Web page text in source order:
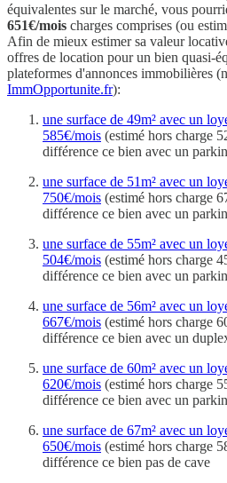
équivalentes sur le marché, vous
651€/mois charges comprises (ou
Afin de mieux estimer sa valeur
offres de location pour un bien quasi-
plateformes d'annonces immobilières
ImmOpportunite.fr):
une surface de 49m² avec un
585€/mois (estimé hors charge
différence ce bien avec un
une surface de 51m² avec un
750€/mois (estimé hors charge
différence ce bien avec un
une surface de 55m² avec un
504€/mois (estimé hors charge
différence ce bien avec un
une surface de 56m² avec un
667€/mois (estimé hors charge
différence ce bien avec un
une surface de 60m² avec un
620€/mois (estimé hors charge
différence ce bien avec un
une surface de 67m² avec un
650€/mois (estimé hors charge
différence ce bien pas de cave